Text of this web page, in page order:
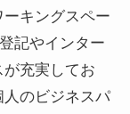
キングスペー
記やインター
充実してお
人のビジネスパ